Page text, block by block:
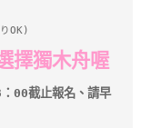
OK)
擇獨木舟喔
00截止報名、請早